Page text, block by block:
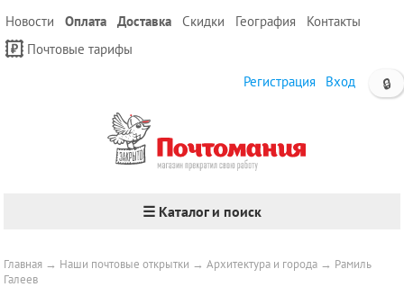
Новости Оплата Доставка Скидки География
Контакты
Почтовые тарифы
🔒
Регистрация Вход
☰ Каталог и поиск
Главная → Наши почтовые открытки →Архитектура и города → Рамиль
Галеев